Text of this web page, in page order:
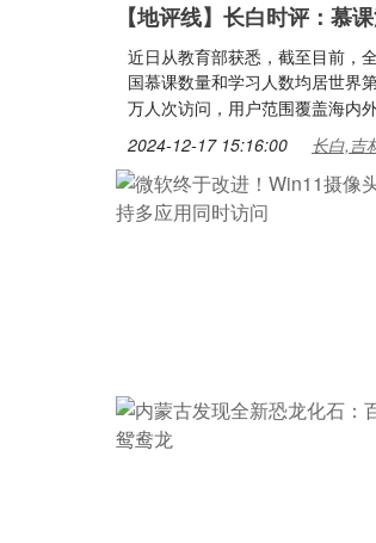
【地评线】长白时评：慕
近日从教育部获悉，截至目前，
国慕课数量和学习人数均居世界
万人次访问，用户范围覆盖海内
2024-12-17 15:16:00 长白,吉